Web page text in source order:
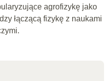
agrofizykę jako
łączącą fizykę z naukami